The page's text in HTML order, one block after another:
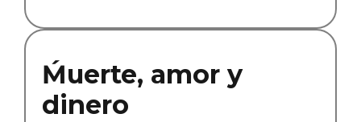
dinero
Ḿuerte, amor y
dinero